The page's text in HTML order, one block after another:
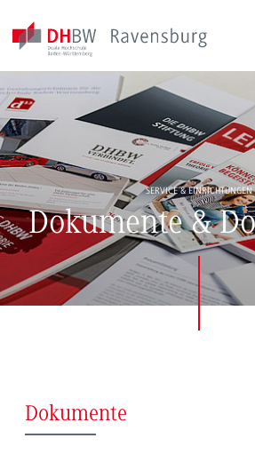
SERVICE & EINRICHTUNGEN
Dokumente &
Dokumente